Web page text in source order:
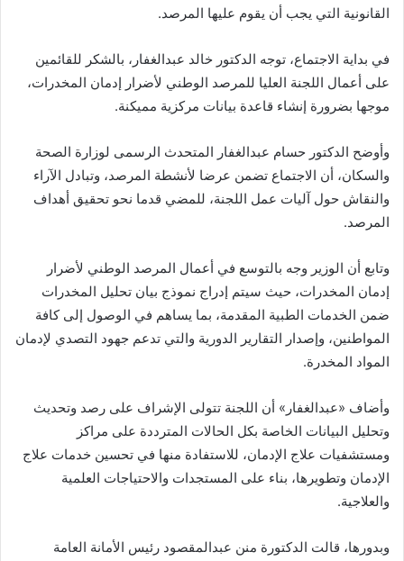
القانونية التي يجب أن يقوم عليها المرصد.
في بداية الاجتماع، توجه الدكتور خالد عبدالغفار، بالشكر للقائمين
على أعمال اللجنة العليا للمرصد الوطني لأضرار إدمان المخدرات،
موجها بضرورة إنشاء قاعدة بيانات مركزية مميكنة.
وأوضح الدكتور حسام عبدالغفار المتحدث الرسمى لوزارة الصحة
والسكان، أن الاجتماع تضمن عرضا لأنشطة المرصد، وتبادل الآراء
والنقاش حول آليات عمل اللجنة، للمضي قدما نحو تحقيق أهداف
المرصد.
وتابع أن الوزير وجه بالتوسع في أعمال المرصد الوطني لأضرار
إدمان المخدرات، حيث سيتم إدراج نموذج بيان تحليل المخدرات
ضمن الخدمات الطبية المقدمة، بما يساهم في الوصول إلى كافة
المواطنين، وإصدار التقارير الدورية والتي تدعم جهود التصدي لإدمان
المواد المخدرة.
وأضاف «عبدالغفار» أن اللجنة تتولى الإشراف على رصد وتحديث
وتحليل البيانات الخاصة بكل الحالات المترددة على مراكز
ومستشفيات علاج الإدمان، للاستفادة منها في تحسين خدمات علاج
الإدمان وتطويرها، بناء على المستجدات والاحتياجات العلمية
والعلاجية.
وبدورها، قالت الدكتورة منن عبدالمقصود رئيس الأمانة العامة